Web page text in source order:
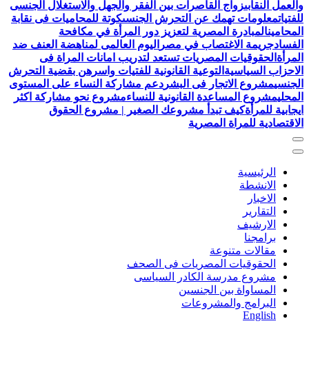
والعمل النقابىزواج القاصرات بين الفقر والجهل والاستغلال الجنسى
للفتياتمعلومات تهمك عن التحرش الجنسىكوتة للمحاميات فى نقابة
المحامينالمبادرة المصرية لتعزيز دور المرأة في مكافحة
الفسادجريمة الاغتصاب في مصر اليوم العالمى لمناهضة العنف ضد
المرأة الحقوقيات المصريات تستعد لتدريب امانات المراة فى
الاحزاب السياسية التوعية القانونية للفتيات واسرهن بقضية التحرش
الجنسيمشروع الاتجار فى البشر دعم مشاركة النساء على المستوى
المحليمشروع المساعدة القانونية للنساءمشروع نحو مشاركة اكثر
ايجابية للمرأةكيف تبدأ مشروعك الصغير | مشروع الحقوق
الاقتصادية للمراة المصرية
الرئيسية
الانشطة
الاخبار
التقارير
الارشيف
برامجنا
مقالات متنوعة
الحقوقيات المصريات فى الصحف
مشروع مدرسة الكادر السياسى
المساواة بين الجنسين
البرامج والمشروعات
English